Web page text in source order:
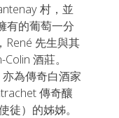
村，並
有的葡萄一分
René 先生與其
酒莊。
為傳奇白酒家
傳奇釀
徒）的姊姊。